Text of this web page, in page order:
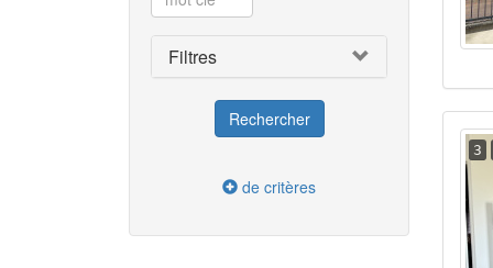
Filtres
de critères
3